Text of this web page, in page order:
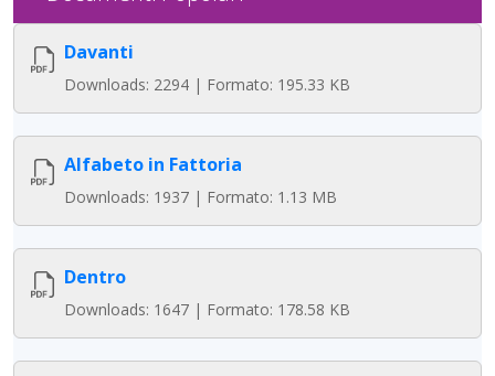
Davanti
Downloads: 2294 | Formato: 195.33 KB
Alfabeto in Fattoria
Downloads: 1937 | Formato: 1.13 MB
Dentro
Downloads: 1647 | Formato: 178.58 KB